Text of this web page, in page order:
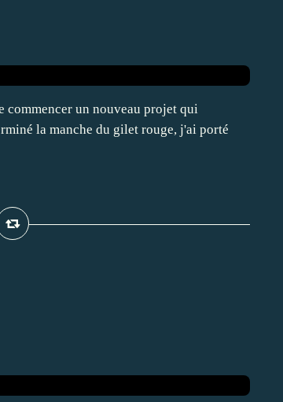
commencer un nouveau projet qui
la manche du gilet rouge, j'ai porté